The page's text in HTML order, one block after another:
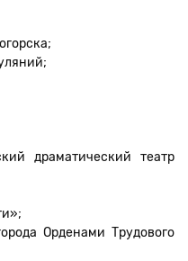
драматический театр
Орденами Трудового